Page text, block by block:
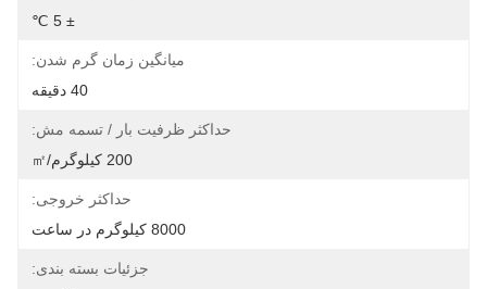
± 5 ℃
میانگین زمان گرم شدن:
40 دقیقه
حداکثر ظرفیت بار / تسمه مش:
200 کیلوگرم/㎡
حداکثر خروجی:
8000 کیلوگرم در ساعت
جزئیات بسته بندی: